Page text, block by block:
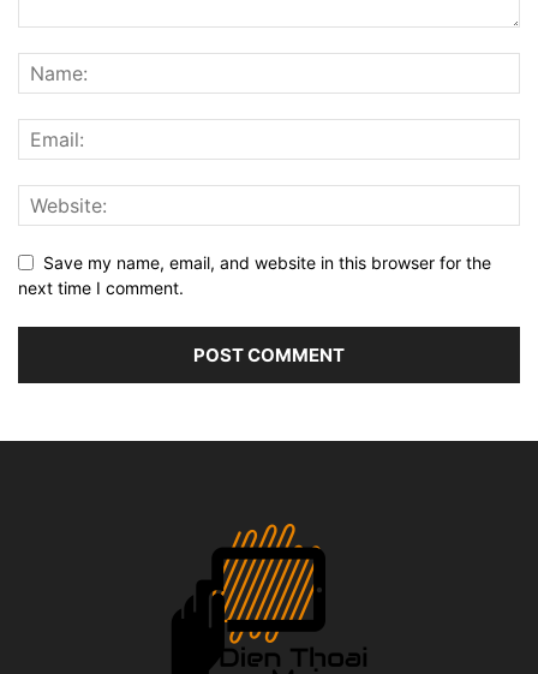
Save my name, email, and website in this browser for the
next time I comment.